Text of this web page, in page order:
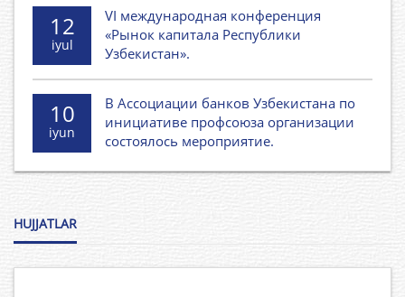
12
iyul
VI международная конференция
«Рынок капитала Республики
Узбекистан».
10
iyun
В Ассоциации банков Узбекистана по
инициативе профсоюза организации
состоялось мероприятие.
HUJJATLAR